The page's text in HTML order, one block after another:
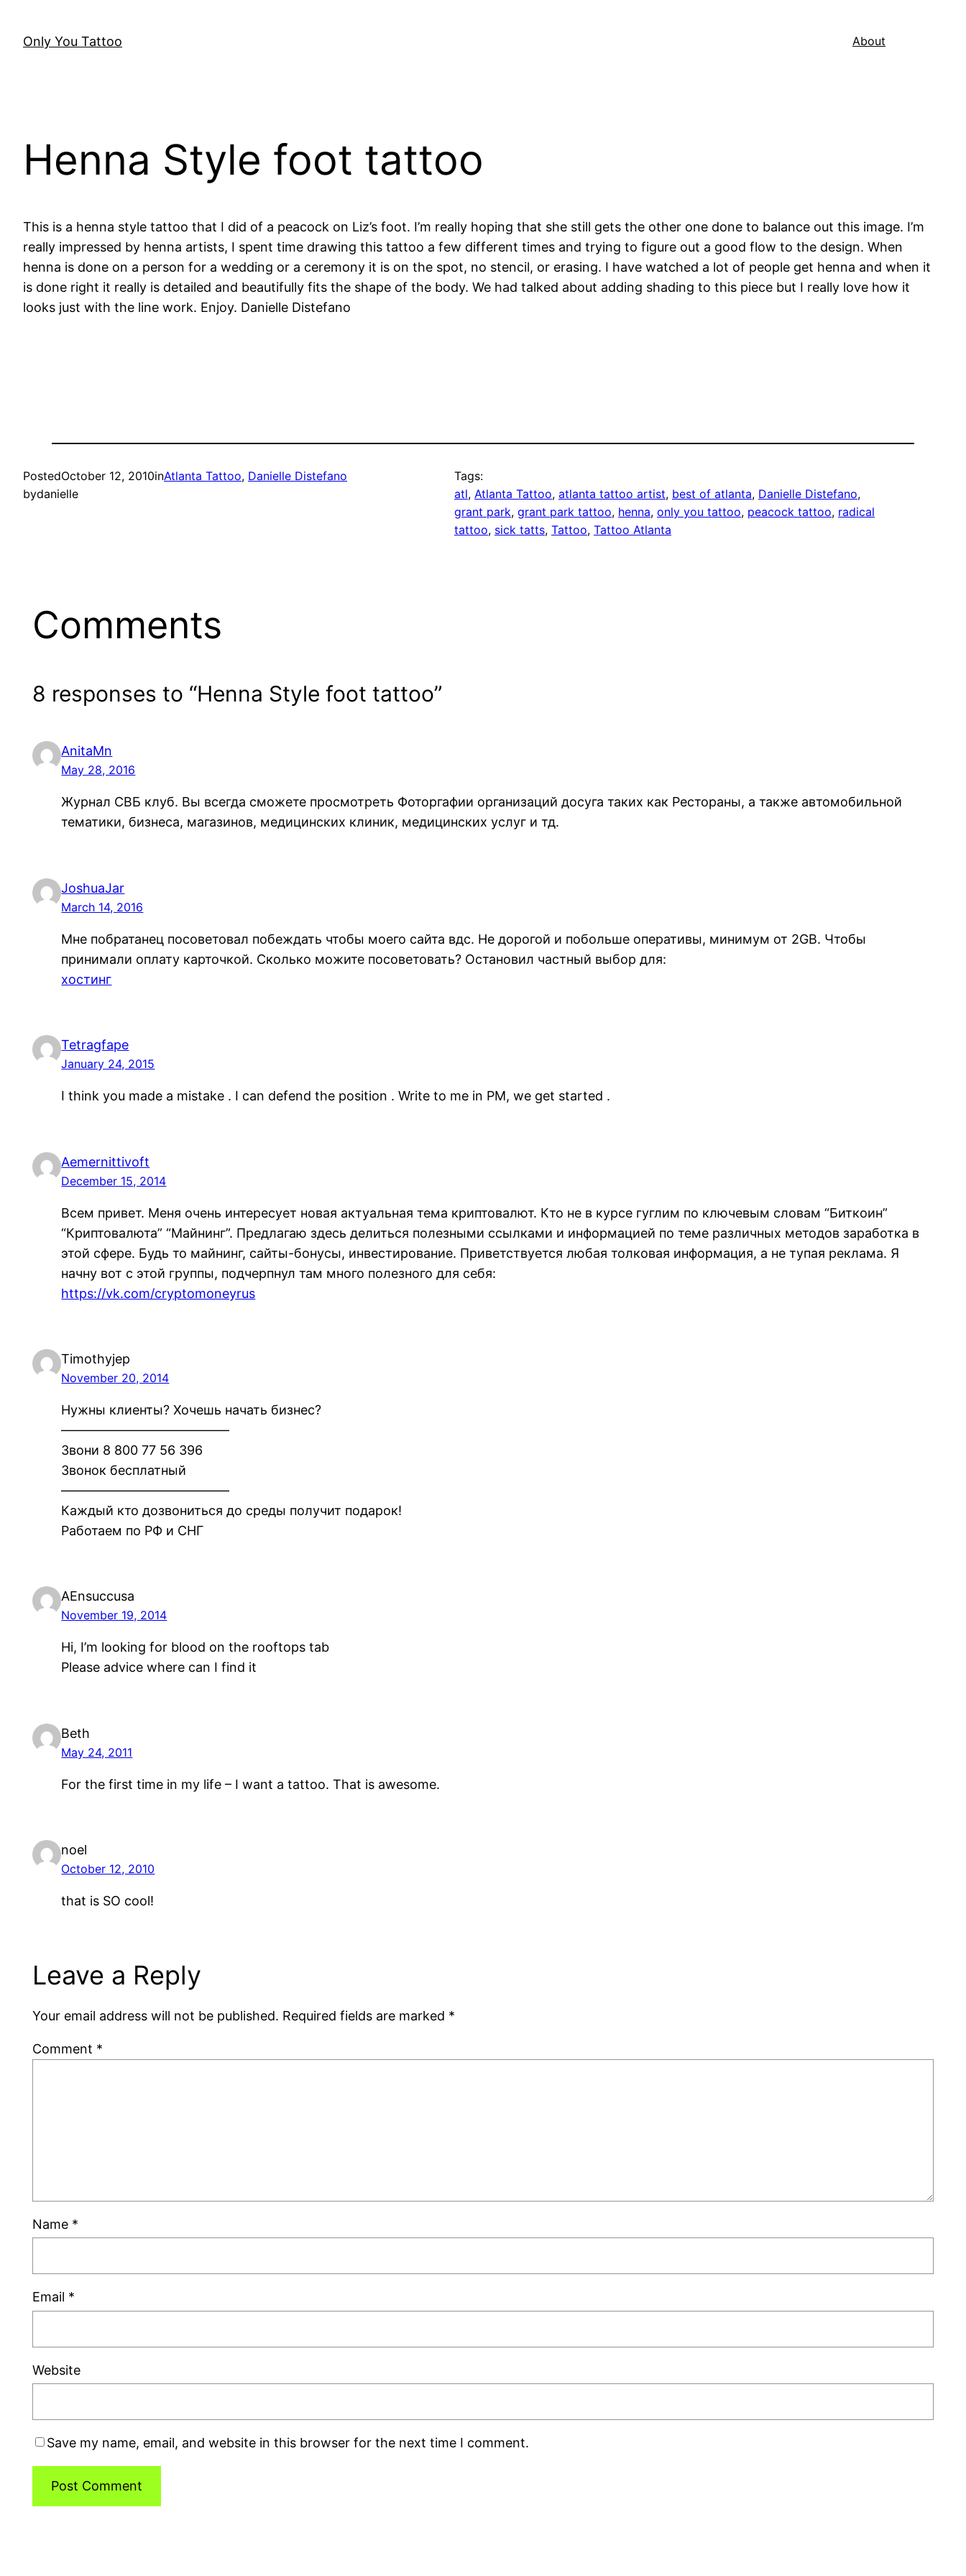
content
Only You Tattoo About
Henna Style foot tattoo
This is a henna style tattoo that I did of a peacock on Liz’s foot. I’m really hoping that she still gets the other one done to balance out this image. I’m
really impressed by henna artists, I spent time drawing this tattoo a few different times and trying to figure out a good flow to the design. When
henna is done on a person for a wedding or a ceremony it is on the spot, no stencil, or erasing. I have watched a lot of people get henna and when it
is done right it really is detailed and beautifully fits the shape of the body. We had talked about adding shading to this piece but I really love how it
looks just with the line work. Enjoy. Danielle Distefano
PostedOctober 12, 2010inAtlanta Tattoo, Danielle Distefano
bydanielle
Tags:
atl, Atlanta Tattoo, atlanta tattoo artist, best of atlanta, Danielle Distefano
grant park, grant park tattoo, henna, only you tattoo, peacock tattoo, radical
tattoo, sick tatts, Tattoo, Tattoo Atlanta
Comments
8 responses to “Henna Style foot tattoo”
AnitaMn
May 28, 2016
Журнал СВБ клуб. Вы всегда сможете просмотреть Фоторгафии организаций досуга таких как Рестораны, а также автомобильной
тематики, бизнеса, магазинов, медицинских клиник, медицинских услуг и тд.
JoshuaJar
March 14, 2016
Мне побратанец посоветовал побеждать чтобы моего сайта вдс. Не дорогой и побольше оперативы, минимум от 2GB. Чтобы
принимали оплату карточкой. Сколько можите посоветовать? Остановил частный выбор для:
хостинг
Tetragfape
January 24, 2015
I think you made ​​a mistake . I can defend the position . Write to me in PM, we get started .
Aemernittivoft
December 15, 2014
Всем привет. Меня очень интересует новая актуальная тема криптовалют. Кто не в курсе гуглим по ключевым словам “Биткоин”
“Криптовалюта” “Майнинг”. Предлагаю здесь делиться полезными ссылками и информацией по теме различных методов заработка в
этой сфере. Будь то майнинг, сайты-бонусы, инвестирование. Приветствуется любая толковая информация, а не тупая реклама. Я
начну вот с этой группы, подчерпнул там много полезного для себя:
https://vk.com/cryptomoneyrus
Timothyjep
November 20, 2014
Нужны клиенты? Хочешь начать бизнес?
—————————————
Звони 8 800 77 56 396
Звонок бесплатный
—————————————
Каждый кто дозвониться до среды получит подарок!
Работаем по РФ и СНГ
AEnsuccusa
November 19, 2014
Hi, I’m looking for blood on the rooftops tab
Please advice where can I find it
Beth
May 24, 2011
For the first time in my life – I want a tattoo. That is awesome.
noel
October 12, 2010
that is SO cool!
Leave a Reply
Your email address will not be published. Required fields are marked *
Comment *
Name *
Email *
Website
Save my name, email, and website in this browser for the next time I comment.